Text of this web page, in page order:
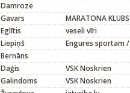
Damroze
Gavars
MARATONA KLUBS
Eglītis
veseli vīri
Liepiņš
Engures sportam
Bernāns
Daģis
VSK Noskrien
Galindoms
VSK Noskrien